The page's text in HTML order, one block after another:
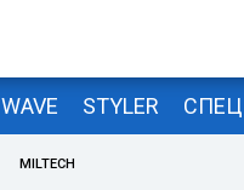
WAVE STYLER
MILTECH